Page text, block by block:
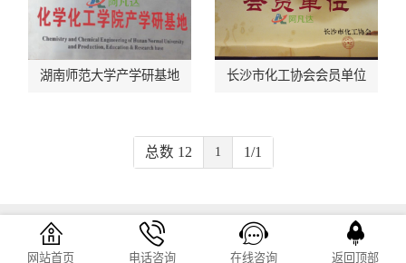
湖南师范大学产学研基地 长沙市化工协会会员单位
总数 12 1 1/1
网站首页 电话咨询 在线咨询 返回顶部